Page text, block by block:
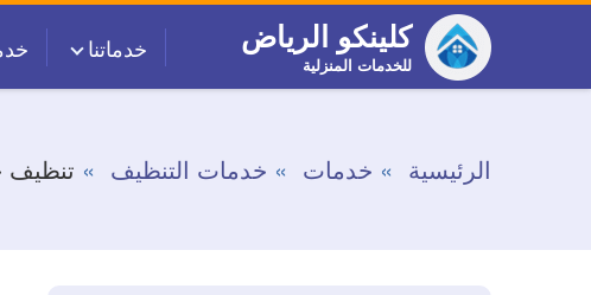
كلينكو الرياض
للخدمات المنزلية
خدماتنا
الرئيسية خدمات خدمات التنظيف تنظيف